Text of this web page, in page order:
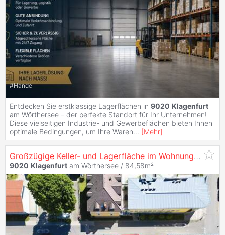
#Handel
Entdecken Sie erstklassige Lagerflächen in 9020 Klagenfurt
am Wörthersee – der perfekte Standort für Ihr Unternehmen!
Diese vielseitigen Industrie- und Gewerbeflächen bieten Ihnen
optimale Bedingungen, um Ihre Waren... [Mehr]
Großzügige Keller- und Lagerfläche im Wohnungseigentum in
9020 Klagenfurt am Wörthersee / 84,58m²